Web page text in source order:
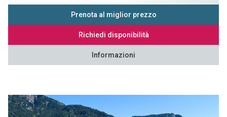
Prenota al miglior prezzo
Richiedi disponibilità
Informazioni